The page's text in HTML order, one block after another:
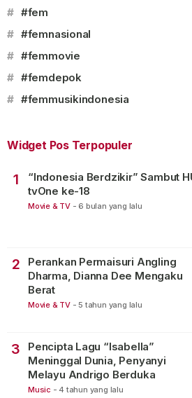
# #fem
# #femnasional
# #femmovie
# #femdepok
# #femmusikindonesia
Widget Pos Terpopuler
1
“Indonesia Berdzikir” Sambut
tvOne ke-18
Movie & TV - 6 bulan yang lalu
2
Perankan Permaisuri Angling
Dharma, Dianna Dee Mengaku
Berat
Movie & TV - 5 tahun yang lalu
3
Pencipta Lagu “Isabella”
Meninggal Dunia, Penyanyi
Melayu Andrigo Berduka
Music - 4 tahun yang lalu